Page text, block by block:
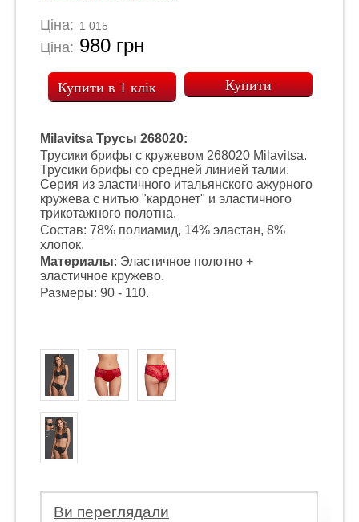
Ціна: 1 015
Ціна: 980 грн
Купити в 1 клік
Milavitsa Трусы 268020:
Трусики брифы с кружевом 268020 Milavitsa.
Трусики брифы со средней линией талии.
Серия из эластичного итальянского ажурного
кружева с нитью "кардонет" и эластичного
трикотажного полотна.
Состав: 78% полиамид, 14% эластан, 8%
хлопок.
Материалы: Эластичное полотно +
эластичное кружево.
Размеры: 90 - 110.
Ви переглядали